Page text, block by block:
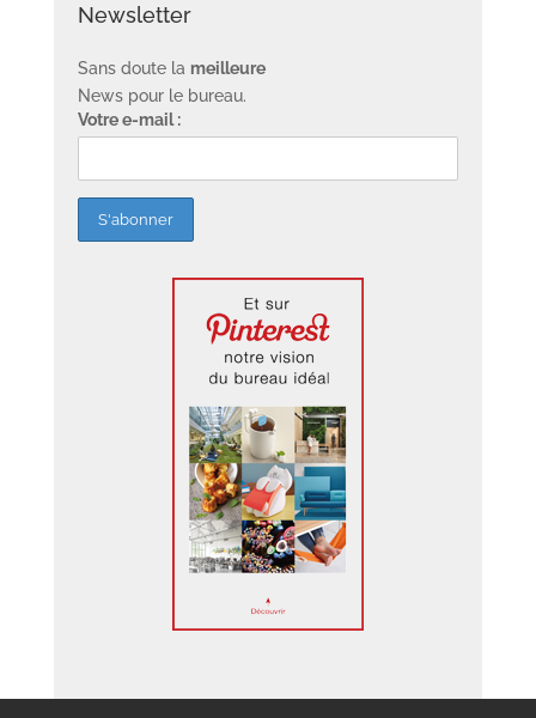
Newsletter
Sans doute la meilleure
News pour le bureau.
Votre e-mail :